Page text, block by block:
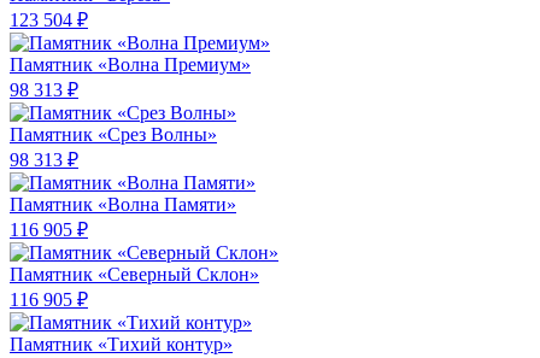
123 504 ₽
Памятник «Волна Премиум»
98 313 ₽
Памятник «Срез Волны»
98 313 ₽
Памятник «Волна Памяти»
116 905 ₽
Памятник «Северный Склон»
116 905 ₽
Памятник «Тихий контур»